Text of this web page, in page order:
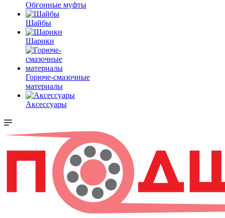
Обгонные муфты
Шайбы
Шарики
Горюче-смазочные
материалы
Аксессуары